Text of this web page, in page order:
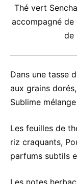
Thé vert
accompagné de
de
Dans une tasse
aux grains
Sublime
Les feuilles de
riz craquants,
parfums subtils